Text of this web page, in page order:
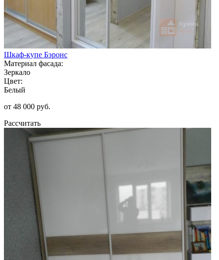
Шкаф-купе Бэронс
Материал фасада:
Зеркало
Цвет:
Белый
от 48 000 руб.
Рассчитать